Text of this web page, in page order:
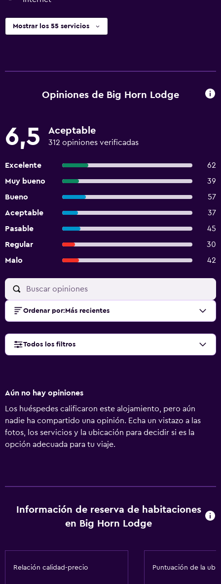
Mostrar los 55 servicios
Opiniones de Big Horn Lodge
6,5 Aceptable
312 opiniones verificadas
Excelente
62
Muy bueno
39
Bueno
57
Aceptable
37
Pasable
45
Regular
30
Malo
42
Ordenar por: Más recientes
Todos los filtros
Aún no hay opiniones
Los huéspedes calificaron este alojamiento, pero aún
nadie ha compartido una opinión. Echa un vistazo a las
fotos, los servicios y la ubicación para decidir si es la
opción adecuada para tu viaje.
Información de reserva de habitaciones
en Big Horn Lodge
Relación calidad-precio Puntuación de la